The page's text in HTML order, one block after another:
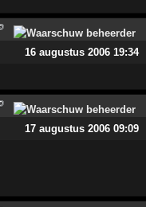
16 augustus 2006 19:34
17 augustus 2006 09:09